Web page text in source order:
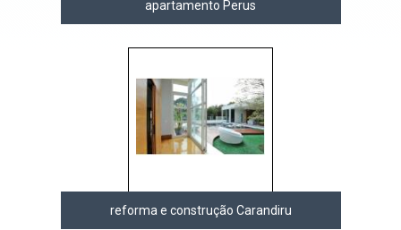
apartamento Perus
reforma e construção Carandiru